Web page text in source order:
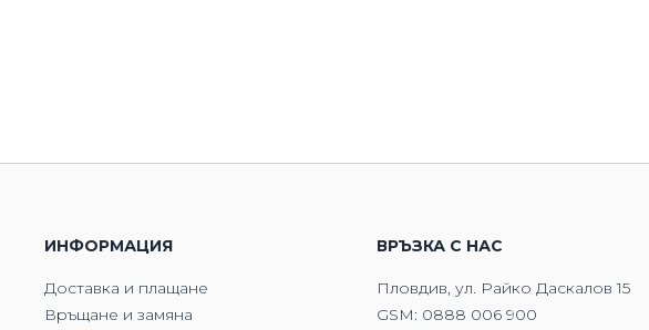
ИНФОРМАЦИЯ
Доставка и плащане
Връщане и замяна
ВРЪЗКА С НАС
Пловдив, ул. Райко Даскалов 15
GSM: 0888 006 900